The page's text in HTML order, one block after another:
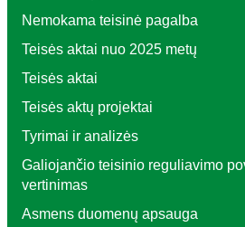
Nemokama teisinė pagalba
Teisės aktai nuo 2025 metų
Teisės aktai
Teisės aktų projektai
Tyrimai ir analizės
Galiojančio teisinio reguliavimo
vertinimas
Asmens duomenų apsauga